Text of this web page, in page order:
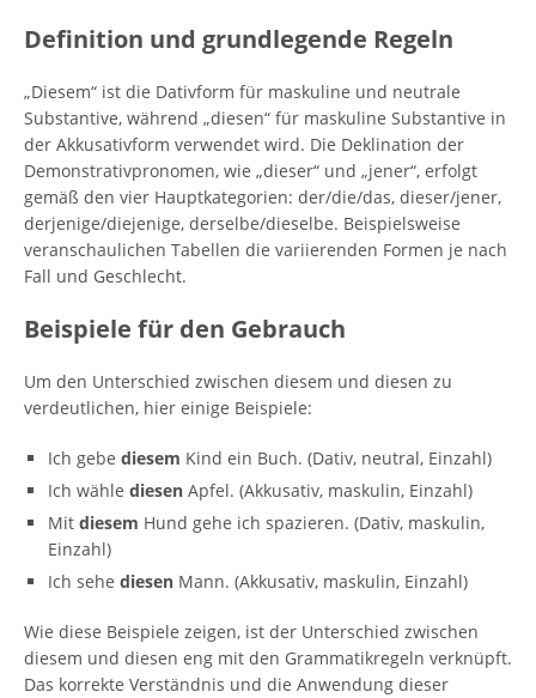
Definition und grundlegende Regeln
„Diesem“ ist die Dativform für maskuline und neutrale
Substantive, während „diesen“ für maskuline Substantive in
der Akkusativform verwendet wird. Die Deklination der
Demonstrativpronomen, wie „dieser“ und „jener“, erfolgt
gemäß den vier Hauptkategorien: der/die/das, dieser/jener,
derjenige/diejenige, derselbe/dieselbe. Beispielsweise
veranschaulichen Tabellen die variierenden Formen je nach
Fall und Geschlecht.
Beispiele für den Gebrauch
Um den Unterschied zwischen diesem und diesen zu
verdeutlichen, hier einige Beispiele:
Ich gebe diesem Kind ein Buch. (Dativ, neutral, Einzahl)
Ich wähle diesen Apfel. (Akkusativ, maskulin, Einzahl)
Mit diesem Hund gehe ich spazieren. (Dativ, maskulin,
Einzahl)
Ich sehe diesen Mann. (Akkusativ, maskulin, Einzahl)
Wie diese Beispiele zeigen, ist der Unterschied zwischen
diesem und diesen eng mit den Grammatikregeln verknüpft.
Das korrekte Verständnis und die Anwendung dieser